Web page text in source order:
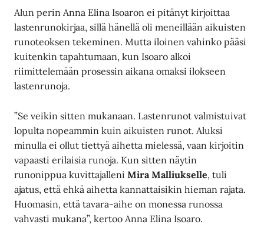
Alun perin Anna Elina Isoaron ei pitänyt kirjoittaa
lastenrunokirjaa, sillä hänellä oli meneillään aikuisten
runoteoksen tekeminen. Mutta iloinen vahinko pääsi
kuitenkin tapahtumaan, kun Isoaro alkoi
riimittelemään prosessin aikana omaksi ilokseen
lastenrunoja.
”Se veikin sitten mukanaan. Lastenrunot valmistuivat
lopulta nopeammin kuin aikuisten runot. Aluksi
minulla ei ollut tiettyä aihetta mielessä, vaan kirjoitin
vapaasti erilaisia runoja. Kun sitten näytin
runonippua kuvittajalleniMira Malliukselle, tuli
ajatus, että ehkä aihetta kannattaisikin hieman rajata.
Huomasin, että tavara-aihe on monessa runossa
vahvasti mukana”, kertoo Anna Elina Isoaro.